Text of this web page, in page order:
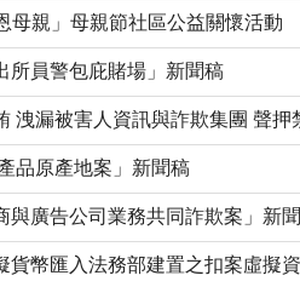
母親」母親節社區公益關懷活動
所員警包庇賭場」新聞稿
洩漏被害人資訊與詐欺集團 聲押
品原產地案」新聞稿
與廣告公司業務共同詐欺案」新
幣匯入法務部建置之扣案虛擬